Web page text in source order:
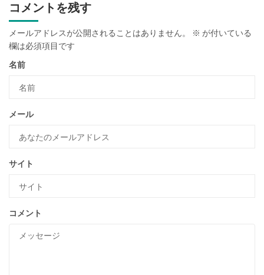
コメントを残す
メールアドレスが公開されることはありません。 ※ が付いている
欄は必須項目です
名前
メール
サイト
コメント